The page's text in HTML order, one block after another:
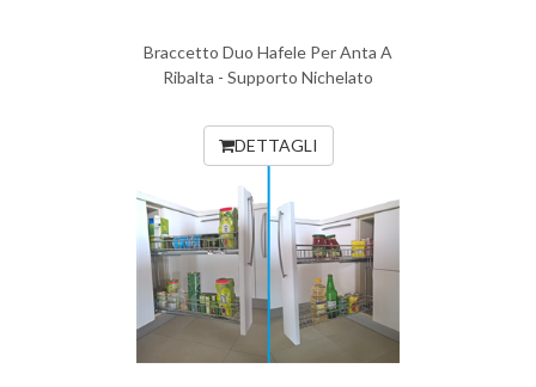
Braccetto Duo Hafele Per Anta A
Ribalta - Supporto Nichelato
DETTAGLI